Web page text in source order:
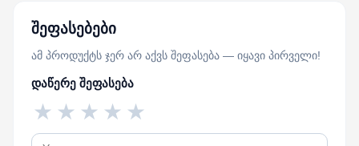
შეფასებები
ამ პროდუქტს ჯერ არ აქვს შეფასება — იყავი პირველი!
დაწერე შეფასება
★
★
★
★
★